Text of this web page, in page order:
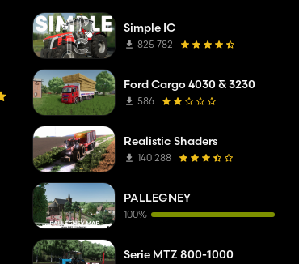
Simple IC
825 782
Ford Cargo 4030 & 3230
586
Realistic Shaders
140 288
PALLEGNEY
100%
Serie MTZ 800-1000